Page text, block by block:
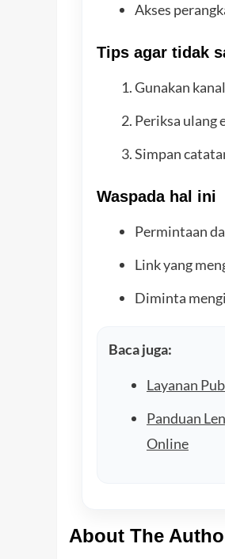
Akses
Tips agar tidak
Gunakan
Periksa ulang
Simpan
Waspada hal ini
Permintaan
Link yang
Diminta
Baca juga:
Layanan
Panduan
Online
About The